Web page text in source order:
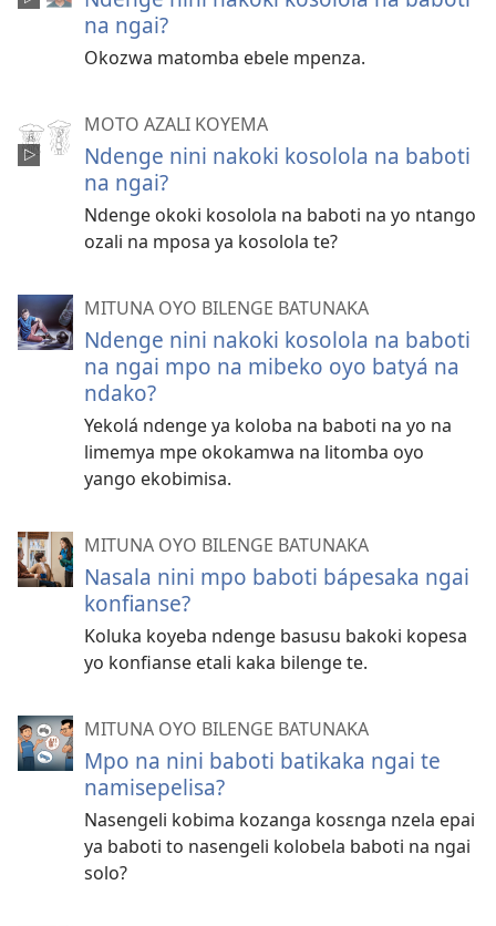
na ngai?
Okozwa matomba ebele mpenza.
MOTO AZALI KOYEMA
Ndenge nini nakoki kosolola na baboti
na ngai?
Ndenge okoki kosolola na baboti na yo ntango
ozali na mposa ya kosolola te?
MITUNA OYO BILENGE BATUNAKA
Ndenge nini nakoki kosolola na baboti
na ngai mpo na mibeko oyo batyá na
ndako?
Yekolá ndenge ya koloba na baboti na yo na
limemya mpe okokamwa na litomba oyo
yango ekobimisa.
MITUNA OYO BILENGE BATUNAKA
Nasala nini mpo baboti bápesaka ngai
konfianse?
Koluka koyeba ndenge basusu bakoki kopesa
yo konfianse etali kaka bilenge te.
MITUNA OYO BILENGE BATUNAKA
Mpo na nini baboti batikaka ngai te
namisepelisa?
Nasengeli kobima kozanga kosɛnga nzela epai
ya baboti to nasengeli kolobela baboti na ngai
solo?